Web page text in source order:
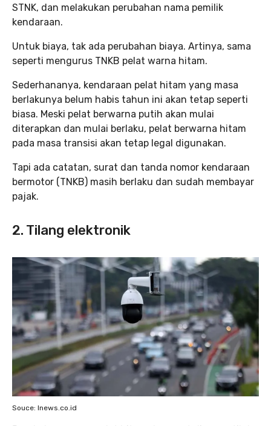
STNK, dan melakukan perubahan nama pemilik
kendaraan.
Untuk biaya, tak ada perubahan biaya. Artinya, sama
seperti mengurus TNKB pelat warna hitam.
Sederhananya, kendaraan pelat hitam yang masa
berlakunya belum habis tahun ini akan tetap seperti
biasa. Meski pelat berwarna putih akan mulai
diterapkan dan mulai berlaku, pelat berwarna hitam
pada masa transisi akan tetap legal digunakan.
Tapi ada catatan, surat dan tanda nomor kendaraan
bermotor (TNKB) masih berlaku dan sudah membayar
pajak.
2. Tilang elektronik
Souce: Inews.co.id